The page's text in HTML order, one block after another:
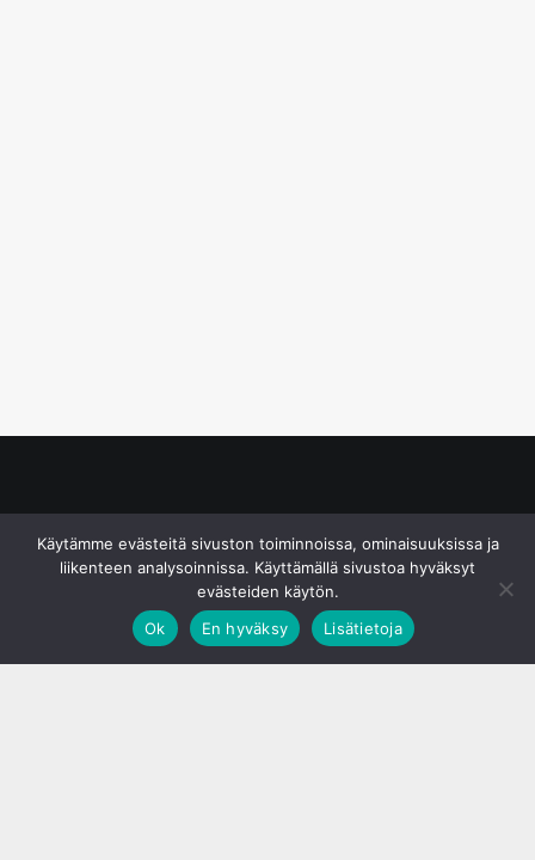
Käytämme evästeitä sivuston toiminnoissa, ominaisuuksissa ja
liikenteen analysoinnissa. Käyttämällä sivustoa hyväksyt
evästeiden käytön.
Ok
En hyväksy Lisätietoja